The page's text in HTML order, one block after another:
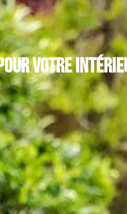
votre